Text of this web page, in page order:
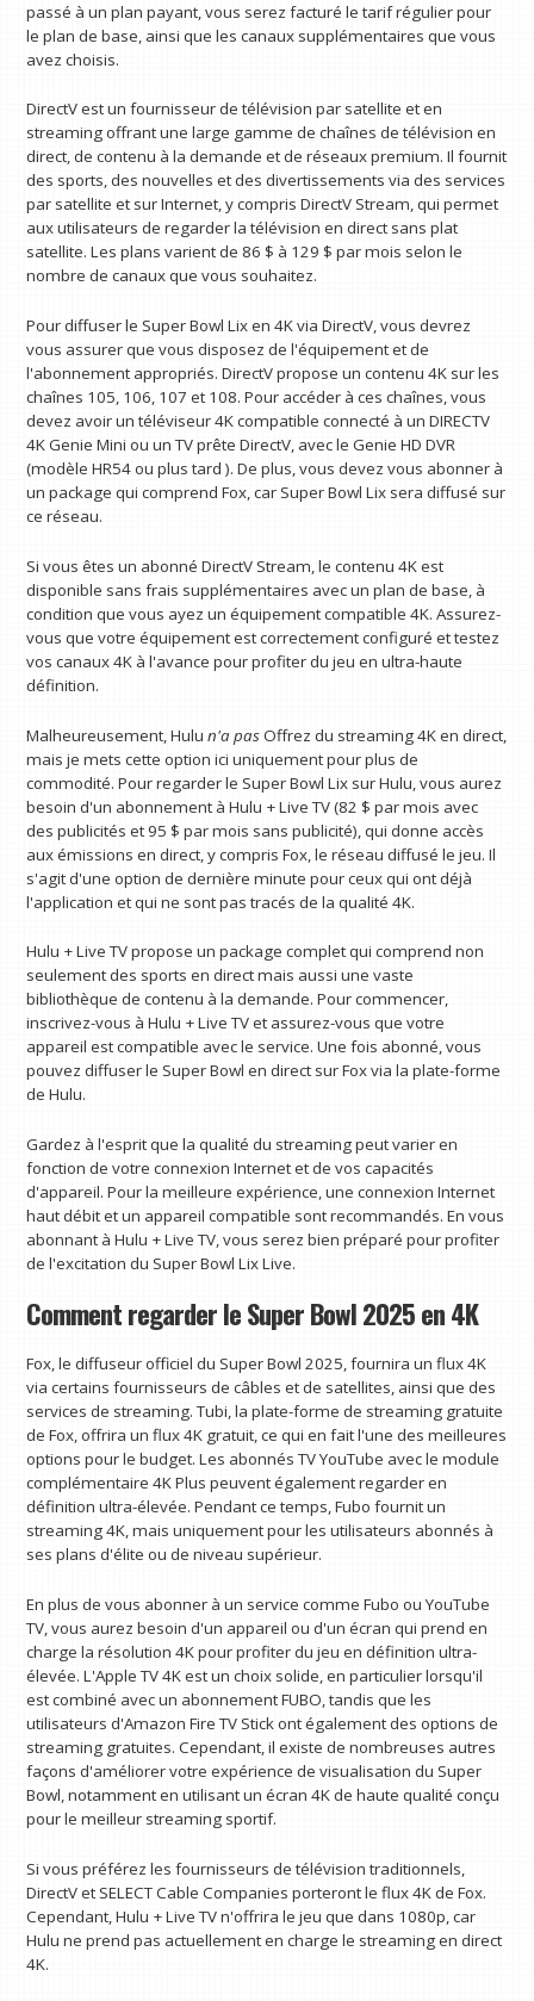
passé à un plan payant, vous serez facturé le tarif régulier pour
le plan de base, ainsi que les canaux supplémentaires que vous
avez choisis.
DirectV est un fournisseur de télévision par satellite et en
streaming offrant une large gamme de chaînes de télévision en
direct, de contenu à la demande et de réseaux premium. Il fournit
des sports, des nouvelles et des divertissements via des services
par satellite et sur Internet, y compris DirectV Stream, qui permet
aux utilisateurs de regarder la télévision en direct sans plat
satellite. Les plans varient de 86 $ à 129 $ par mois selon le
nombre de canaux que vous souhaitez.
Pour diffuser le Super Bowl Lix en 4K via DirectV, vous devrez
vous assurer que vous disposez de l'équipement et de
l'abonnement appropriés. DirectV propose un contenu 4K sur les
chaînes 105, 106, 107 et 108. Pour accéder à ces chaînes, vous
devez avoir un téléviseur 4K compatible connecté à un DIRECTV
4K Genie Mini ou un TV prête DirectV, avec le Genie HD DVR
(modèle HR54 ou plus tard ). De plus, vous devez vous abonner à
un package qui comprend Fox, car Super Bowl Lix sera diffusé sur
ce réseau.
Si vous êtes un abonné DirectV Stream, le contenu 4K est
disponible sans frais supplémentaires avec un plan de base, à
condition que vous ayez un équipement compatible 4K. Assurez-
vous que votre équipement est correctement configuré et testez
vos canaux 4K à l'avance pour profiter du jeu en ultra-haute
définition.
Malheureusement, Hulun'a pasOffrez du streaming 4K en direct,
mais je mets cette option ici uniquement pour plus de
commodité. Pour regarder le Super Bowl Lix sur Hulu, vous aurez
besoin d'un abonnement à Hulu + Live TV (82 $ par mois avec
des publicités et 95 $ par mois sans publicité), qui donne accès
aux émissions en direct, y compris Fox, le réseau diffusé le jeu. Il
s'agit d'une option de dernière minute pour ceux qui ont déjà
l'application et qui ne sont pas tracés de la qualité 4K.
Hulu + Live TV propose un package complet qui comprend non
seulement des sports en direct mais aussi une vaste
bibliothèque de contenu à la demande. Pour commencer,
inscrivez-vous à Hulu + Live TV et assurez-vous que votre
appareil est compatible avec le service. Une fois abonné, vous
pouvez diffuser le Super Bowl en direct sur Fox via la plate-forme
de Hulu.
Gardez à l'esprit que la qualité du streaming peut varier en
fonction de votre connexion Internet et de vos capacités
d'appareil. Pour la meilleure expérience, une connexion Internet
haut débit et un appareil compatible sont recommandés. En vous
abonnant à Hulu + Live TV, vous serez bien préparé pour profiter
de l'excitation du Super Bowl Lix Live.
Comment regarder le Super Bowl 2025 en 4K
Fox, le diffuseur officiel du Super Bowl 2025, fournira un flux 4K
via certains fournisseurs de câbles et de satellites, ainsi que des
services de streaming. Tubi, la plate-forme de streaming gratuite
de Fox, offrira un flux 4K gratuit, ce qui en fait l'une des meilleures
options pour le budget. Les abonnés TV YouTube avec le module
complémentaire 4K Plus peuvent également regarder en
définition ultra-élevée. Pendant ce temps, Fubo fournit un
streaming 4K, mais uniquement pour les utilisateurs abonnés à
ses plans d'élite ou de niveau supérieur.
En plus de vous abonner à un service comme Fubo ou YouTube
TV, vous aurez besoin d'un appareil ou d'un écran qui prend en
charge la résolution 4K pour profiter du jeu en définition ultra-
élevée. L'Apple TV 4K est un choix solide, en particulier lorsqu'il
est combiné avec un abonnement FUBO, tandis que les
utilisateurs d'Amazon Fire TV Stick ont ​​également des options de
streaming gratuites. Cependant, il existe de nombreuses autres
façons d'améliorer votre expérience de visualisation du Super
Bowl, notamment en utilisant un écran 4K de haute qualité conçu
pour le meilleur streaming sportif.
Si vous préférez les fournisseurs de télévision traditionnels,
DirectV et SELECT Cable Companies porteront le flux 4K de Fox.
Cependant, Hulu + Live TV n'offrira le jeu que dans 1080p, car
Hulu ne prend pas actuellement en charge le streaming en direct
4K.